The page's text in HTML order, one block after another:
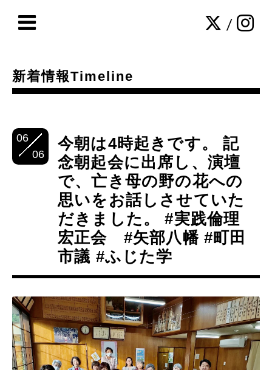
/
新着情報Timeline
06
06
今朝は4時起きです。 記
念朝起会に出席し、演壇
で、亡き母の野の花への
思いをお話しさせていた
だきました。 #実践倫理
宏正会 #矢部八幡 #町田
市議 #ふじた学